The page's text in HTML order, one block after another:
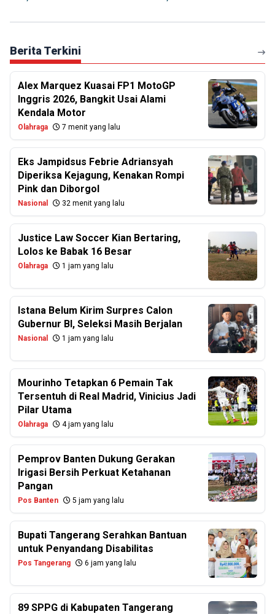
Berita Terkini
Alex Marquez Kuasai FP1 MotoGP
Inggris 2026, Bangkit Usai Alami
Kendala Motor
Olahraga 7 menit yang lalu
Eks Jampidsus Febrie Adriansyah
Diperiksa Kejagung, Kenakan Rompi
Pink dan Diborgol
Nasional 32 menit yang lalu
Justice Law Soccer Kian Bertaring,
Lolos ke Babak 16 Besar
Olahraga 1 jam yang lalu
Istana Belum Kirim Surpres Calon
Gubernur BI, Seleksi Masih Berjalan
Nasional 1 jam yang lalu
Mourinho Tetapkan 6 Pemain Tak
Tersentuh di Real Madrid, Vinicius Jadi
Pilar Utama
Olahraga 4 jam yang lalu
Pemprov Banten Dukung Gerakan
Irigasi Bersih Perkuat Ketahanan
Pangan
Pos Banten 5 jam yang lalu
Bupati Tangerang Serahkan Bantuan
untuk Penyandang Disabilitas
Pos Tangerang 6 jam yang lalu
89 SPPG di Kabupaten Tangerang